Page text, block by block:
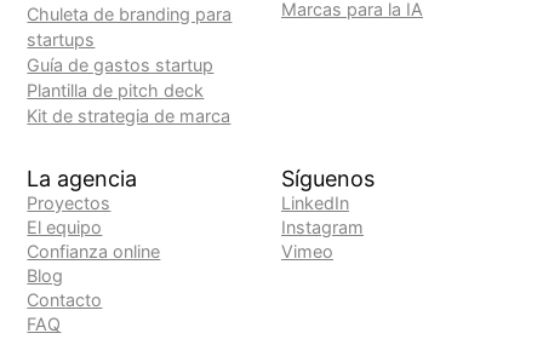
Chuleta de branding para
startups
Guía de gastos startup
Plantilla de pitch deck
Kit de strategia de marca
Marcas para la IA
La agencia
Proyectos
El equipo
Confianza online
Blog
Contacto
FAQ
Síguenos
LinkedIn
Instagram
Vimeo